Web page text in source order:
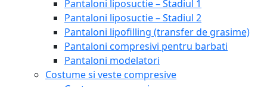
Pantaloni liposuctie – Stadiul 1
Pantaloni liposuctie – Stadiul 2
Pantaloni lipofilling (transfer de grasime)
Pantaloni compresivi pentru barbati
Pantaloni modelatori
Costume si veste compresive